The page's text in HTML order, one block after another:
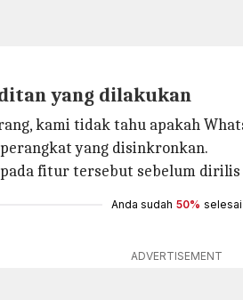
yang dilakukan
kami tidak tahu apakah
yang disinkronkan.
fitur tersebut sebelum
Anda sudah 50% selesai
ADVERTISEMENT